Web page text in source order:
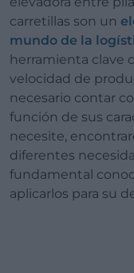
carretillas son un
mundo de la
herramienta clave
velocidad de
necesario contar
función de sus
necesite,
diferentes
fundamental
aplicarlos para su